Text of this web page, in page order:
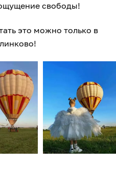
свободы!
это можно только в